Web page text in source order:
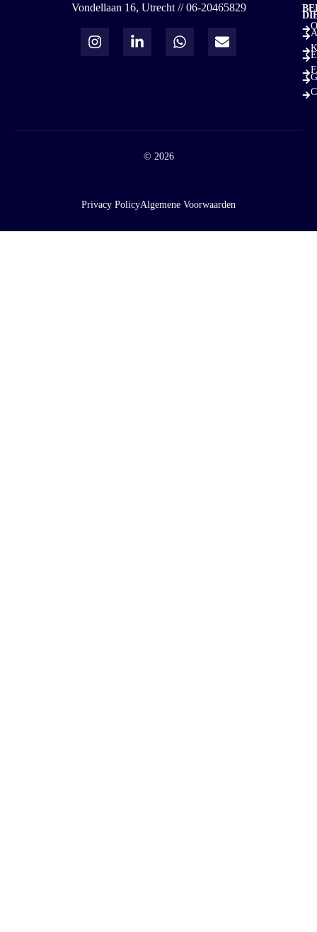
Vondellaan 16, Utrecht // 06-20465829
© 2026
Privacy PolicyAlgemene Voorwaarden